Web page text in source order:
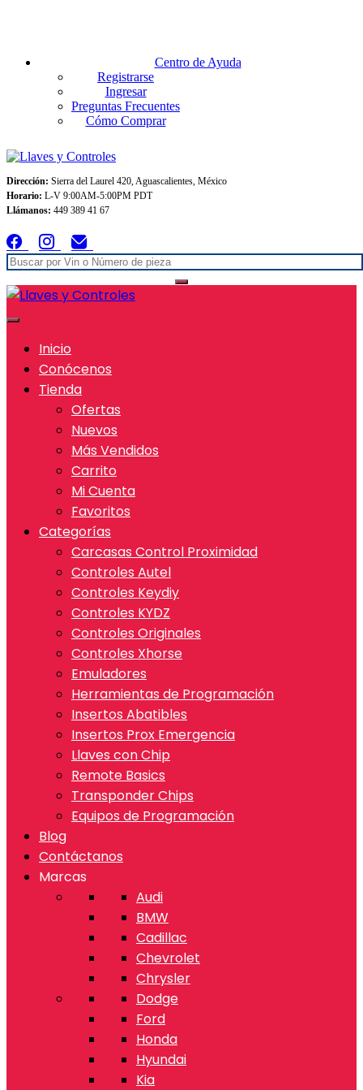
Centro de Ayuda
Registrarse
Ingresar
Preguntas Frecuentes
Cómo Comprar
Dirección: Sierra del Laurel 420, Aguascalientes, México
Horario: L-V 9:00AM-5:00PM PDT
Llámanos: 449 389 41 67
Inicio
Conócenos
Tienda
Ofertas
Nuevos
Más Vendidos
Carrito
Mi Cuenta
Favoritos
Categorías
Carcasas Control Proximidad
Controles Autel
Controles Keydiy
Controles KYDZ
Controles Originales
Controles Xhorse
Emuladores
Herramientas de Programación
Insertos Abatibles
Insertos Prox Emergencia
Llaves con Chip
Remote Basics
Transponder Chips
Equipos de Programación
Blog
Contáctanos
Marcas
Audi
BMW
Cadillac
Chevrolet
Chrysler
Dodge
Ford
Honda
Hyundai
Kia